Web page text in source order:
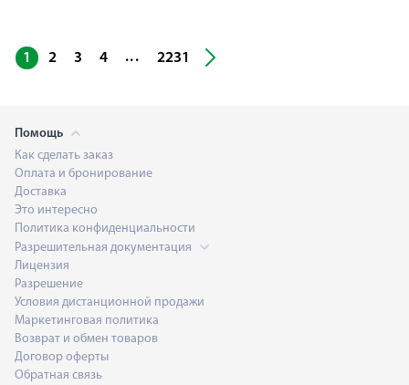
1 2 3 4 ... 2231
Помощь
Как сделать заказ
Оплата и бронирование
Доставка
Это интересно
Политика конфиденциальности
Разрешительная документация
Лицензия
Разрешение
Условия дистанционной продажи
Маркетинговая политика
Возврат и обмен товаров
Договор оферты
Обратная связь